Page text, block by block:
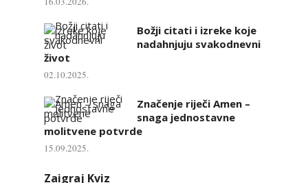
Božji citati i izreke koje
nadahnjuju svakodnevni
život
02.10.2025.
Značenje riječi Amen –
snaga jednostavne
molitvene potvrde
15.09.2025.
Zaigraj Kviz